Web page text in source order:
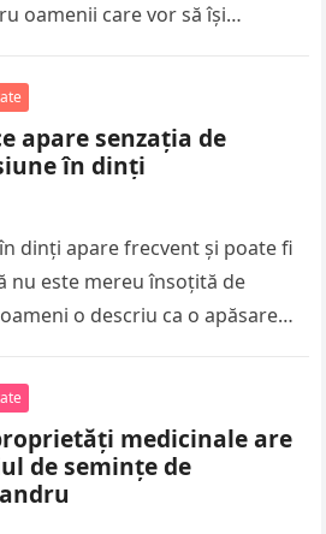
oamenii care vor să își
apare senzația de
în dinți
dinți apare frecvent și poate fi
nu este mereu însoțită de
o descriu ca o apăsare…
medicinale are
de semințe de